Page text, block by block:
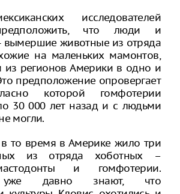
исследователей
что люди и
вымершие животные из отряда
на маленьких мамонтов,
регионов Америки в одно и
предположение опровергает
которой гомфотерии
30 000 лет назад и с людьми
могли.
в то время в Америке жило три
из отряда хоботных –
и гомфотерии.
уже давно знают, что